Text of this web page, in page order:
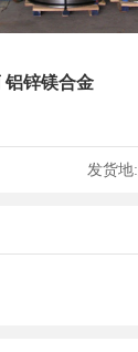
铝锌镁合金
发货地: